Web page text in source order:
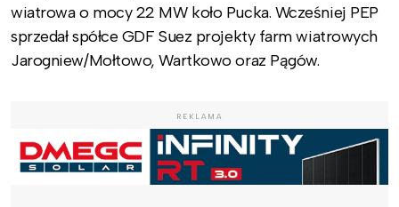
wiatrowa o mocy 22 MW koło Pucka. Wcześniej PEP
sprzedał spółce GDF Suez projekty farm wiatrowych
Jarogniew/Mołtowo, Wartkowo oraz Pągów.
REKLAMA